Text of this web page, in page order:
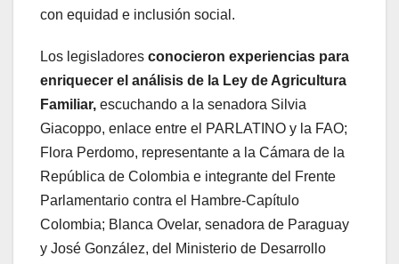
con equidad e inclusión social.
Los legisladores conocieron experiencias para
enriquecer el análisis de la Ley de Agricultura
Familiar, escuchando a la senadora Silvia
Giacoppo, enlace entre el PARLATINO y la FAO;
Flora Perdomo, representante a la Cámara de la
República de Colombia e integrante del Frente
Parlamentario contra el Hambre-Capítulo
Colombia; Blanca Ovelar, senadora de Paraguay
y José González, del Ministerio de Desarrollo